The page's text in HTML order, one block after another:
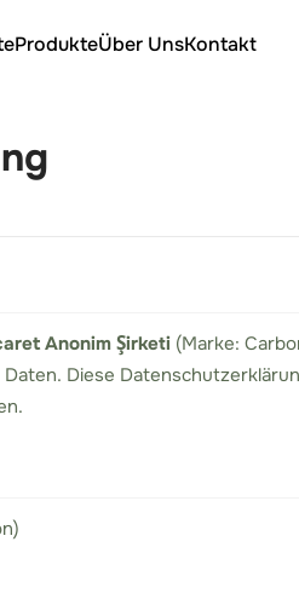
ProdukteÜber UnsKontakt
Anonim Şirketi (Marke:
Diese